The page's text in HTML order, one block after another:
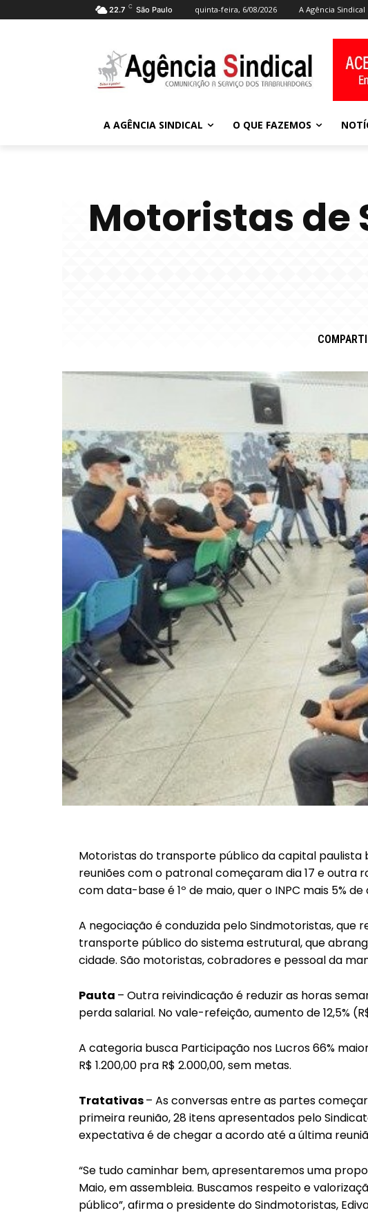
22.7 C São Paulo quinta-feira, 6/08/2026 A Agência Sindical
A AGÊNCIA SINDICAL O QUE FAZEMOS
Motoristas de
Motoristas do transporte público da capital paulista
reuniões com o patronal começaram dia 17 e outra
com data-base é 1º de maio, quer o INPC mais 5%
A negociação é conduzida pelo Sindmotoristas, que
transporte público do sistema estrutural, que
cidade. São motoristas, cobradores e pessoal da
Pauta – Outra reivindicação é reduzir as horas
perda salarial. No vale-refeição, aumento de 12,5%
A categoria busca Participação nos Lucros 66%
R$ 1.200,00 pra R$ 2.000,00, sem metas.
Tratativas– As conversas entre as partes
primeira reunião, 28 itens apresentados pelo
expectativa é de chegar a acordo até a última
“Se tudo caminhar bem, apresentaremos uma
Maio, em assembleia. Buscamos respeito e
público”, afirma o presidente do Sindmotoristas,